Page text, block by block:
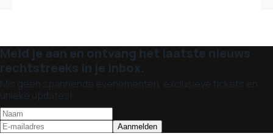
Meld je aan en ontvang het laatste nieuws
rechtstreeks in je inbox.
Mis geen spannende evenementen, exclusieve tickets en
unieke updates!